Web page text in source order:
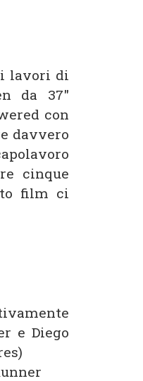
lavori di
da 37"
con
davvero
cinque
film ci
e Diego